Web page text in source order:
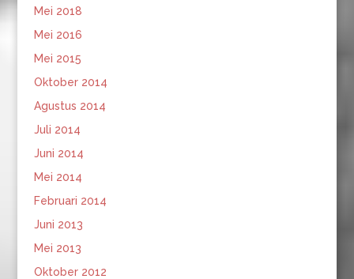
Mei 2018
Mei 2016
Mei 2015
Oktober 2014
Agustus 2014
Juli 2014
Juni 2014
Mei 2014
Februari 2014
Juni 2013
Mei 2013
Oktober 2012